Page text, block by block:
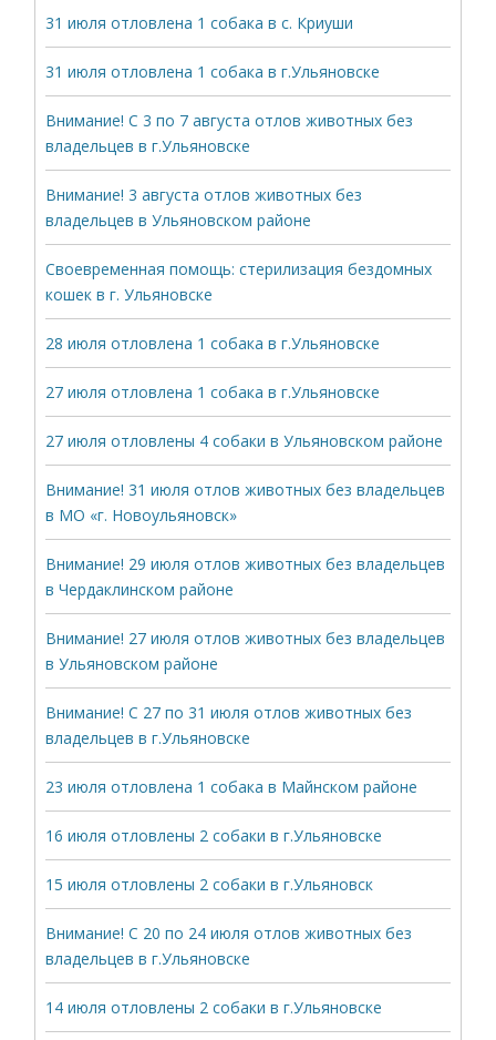
31 июля отловлена 1 собака в с. Криуши
31 июля отловлена 1 собака в г.Ульяновске
Внимание! С 3 по 7 августа отлов животных без
владельцев в г.Ульяновске
Внимание! 3 августа отлов животных без
владельцев в Ульяновском районе
Своевременная помощь: стерилизация бездомных
кошек в г. Ульяновске
28 июля отловлена 1 собака в г.Ульяновске
27 июля отловлена 1 собака в г.Ульяновске
27 июля отловлены 4 собаки в Ульяновском районе
Внимание! 31 июля отлов животных без владельцев
в МО «г. Новоульяновск»
Внимание! 29 июля отлов животных без владельцев
в Чердаклинском районе
Внимание! 27 июля отлов животных без владельцев
в Ульяновском районе
Внимание! С 27 по 31 июля отлов животных без
владельцев в г.Ульяновске
23 июля отловлена 1 собака в Майнском районе
16 июля отловлены 2 собаки в г.Ульяновске
15 июля отловлены 2 собаки в г.Ульяновск
Внимание! С 20 по 24 июля отлов животных без
владельцев в г.Ульяновске
14 июля отловлены 2 собаки в г.Ульяновске